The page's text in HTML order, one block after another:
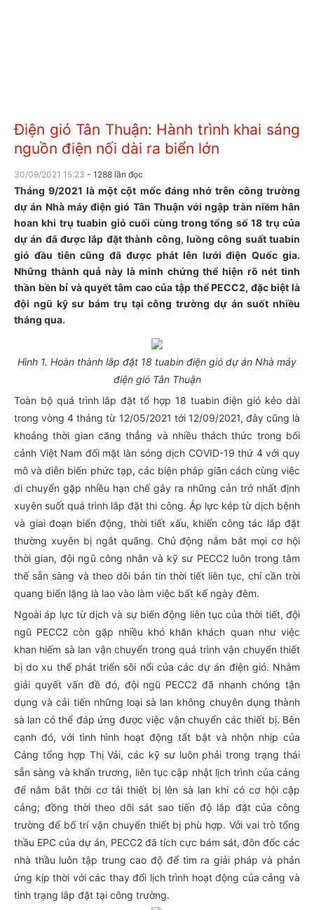
Điện gió Tân Thuận: Hành trình khai sáng
nguồn điện nối dài ra biển lớn
30/09/2021 15:23 - 1288 lần đọc
Tháng 9/2021 là một cột mốc đáng nhớ trên công trường
dự án Nhà máy điện gió Tân Thuận với ngập tràn niềm hân
hoan khi trụ tuabin gió cuối cùng trong tổng số 18 trụ của
dự án đã được lắp đặt thành công, luồng công suất tuabin
gió đầu tiên cũng đã được phát lên lưới điện Quốc gia.
Những thành quả này là minh chứng thể hiện rõ nét tinh
thần bền bỉ và quyết tâm cao của tập thể PECC2, đặc biệt là
đội ngũ kỹ sư bám trụ tại công trường dự án suốt nhiều
tháng qua.
Hình 1. Hoàn thành lắp đặt 18 tuabin điện gió dự án Nhà máy
điện gió Tân Thuận
Toàn bộ quá trình lắp đặt tổ hợp 18 tuabin điện gió kéo dài
trong vòng 4 tháng từ 12/05/2021 tới 12/09/2021, đây cũng là
khoảng thời gian căng thẳng và nhiều thách thức trong bối
cảnh Việt Nam đối mặt làn sóng dịch COVID-19 thứ 4 với quy
mô và diễn biến phức tạp, các biện pháp giãn cách cùng việc
di chuyển gặp nhiều hạn chế gây ra những cản trở nhất định
xuyên suốt quá trình lắp đặt thi công. Áp lực kép từ dịch bệnh
và giai đoạn biển động, thời tiết xấu, khiến công tác lắp đặt
thường xuyên bị ngắt quãng. Chủ động nắm bắt mọi cơ hội
thời gian, đội ngũ công nhân và kỹ sư PECC2 luôn trong tâm
thế sẵn sàng và theo dõi bản tin thời tiết liên tục, chỉ cần trời
quang biển lặng là lao vào làm việc bất kể ngày đêm.
Ngoài áp lực từ dịch và sự biến động liên tục của thời tiết, đội
ngũ PECC2 còn gặp nhiều khó khăn khách quan như việc
khan hiếm sà lan vận chuyển trong quá trình vận chuyển thiết
bị do xu thế phát triển sôi nổi của các dự án điện gió. Nhằm
giải quyết vấn đề đó, đội ngũ PECC2 đã nhanh chóng tận
dụng và cải tiến những loại sà lan không chuyên dụng thành
sà lan có thể đáp ứng được việc vận chuyển các thiết bị. Bên
cạnh đó, với tình hình hoạt động tất bật và nhộn nhịp của
Cảng tổng hợp Thị Vải, các kỹ sư luôn phải trong trạng thái
sẵn sàng và khẩn trương, liên tục cập nhật lịch trình của cảng
để nắm bắt thời cơ tải thiết bị lên sà lan khi có cơ hội cập
cảng; đồng thời theo dõi sát sao tiến độ lắp đặt của công
trường để bố trí vận chuyển thiết bị phù hợp. Với vai trò tổng
thầu EPC của dự án, PECC2 đã tích cực bám sát, đôn đốc các
nhà thầu luôn tập trung cao độ để tìm ra giải pháp và phản
ứng kịp thời với các thay đổi lịch trình hoạt động của cảng và
tình trạng lắp đặt tại công trường.